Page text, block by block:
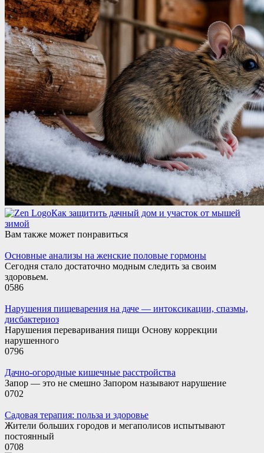
Как защитить дачный дом и участок от мышей
зимой
Вам также может понравиться
Основные анализы на женские половые гормоны
Сегодня стало достаточно модным следить за своим
здоровьем.
0586
Нарушения пищеварения на даче — интоксикации, спазмы,
дисбактериоз
Нарушения переваривания пищи Основу коррекции
нарушенного
0796
Дачно-огородные кишечные расстройства
Запор — это не смешно Запором называют нарушение
0702
Садовая терапия: польза и здоровье
Жители больших городов и мегаполисов испытывают
постоянный
0708